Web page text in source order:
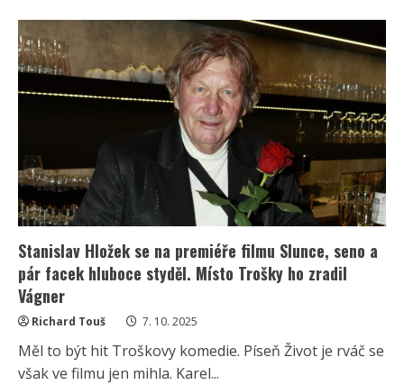
si
na
výši
svého
důchodu
nestěžuje:
život
poctivě
platil“
Stanislav Hložek se na premiéře filmu Slunce, seno a
pár facek hluboce styděl. Místo Trošky ho zradil
Vágner
Richard Touš 7. 10. 2025
Měl to být hit Troškovy komedie. Píseň Život je rváč se
však ve filmu jen mihla. Karel...